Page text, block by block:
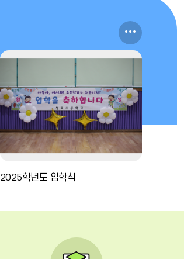
더
보
기
2025학년도 입학식
포
토
러
리
더